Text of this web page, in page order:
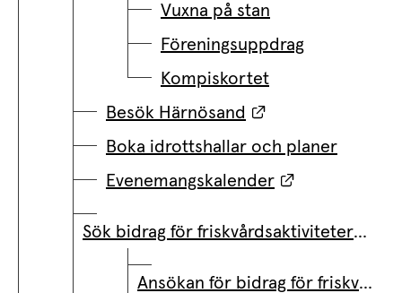
Vuxna på stan
Föreningsuppdrag
Kompiskortet
Besök Härnösand
Länk till annan
Boka idrottshallar och planer
Evenemangskalender
Länk till
Sök bidrag för friskvårdsaktiviteter för äldre och funktionsnedsatta
Ansökan för bidrag för friskvårdsaktiviteter för äldre och funktionsnedsatta